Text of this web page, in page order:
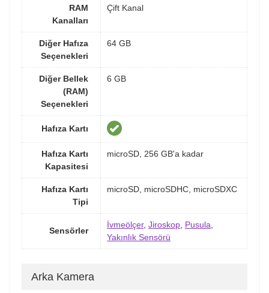
RAM
Kanalları
Çift Kanal
Diğer Hafıza
Seçenekleri
64 GB
Diğer Bellek
(RAM)
Seçenekleri
6 GB
Hafıza Kartı
Hafıza Kartı
Kapasitesi
microSD, 256 GB'a kadar
Hafıza Kartı
Tipi
microSD, microSDHC, microSDXC
Sensörler
İvmeölçer, Jiroskop, Pusula,
Yakınlık Sensörü
Arka Kamera